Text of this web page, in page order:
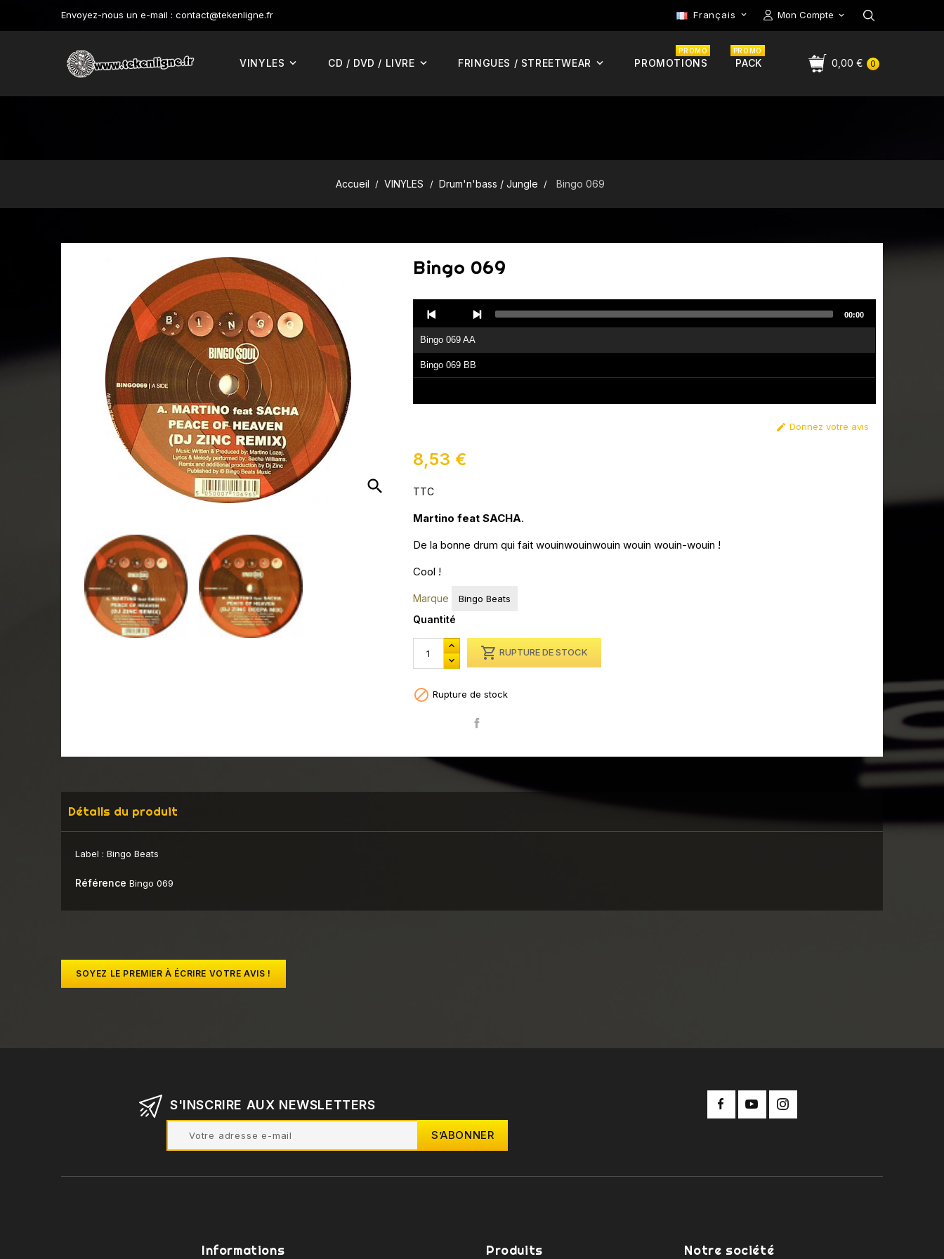
Envoyez-nous un e-mail : contact@tekenligne.fr Mon Compte
Français 
0
0,00 €
VINYLES CD / DVD / LIVRE FRINGUES / STREETWEAR PROMOTIONS
PROMO
PACK
PROMO
Accueil VINYLES Drum'n'bass / Jungle Bingo 069
search
Bingo 069
Player
Bingo 069 AA
Bingo 069 BB
00:00
 Donnez votre avis
8,53 €
TTC
Martino feat SACHA.
De la bonne drum qui fait wouinwouinwouin wouin wouin-wouin !
Cool !
Marque Bingo Beats
Quantité
 RUPTURE DE STOCK
 Rupture de stock
Détails du produit
Label : Bingo Beats
Référence Bingo 069
SOYEZ LE PREMIER À ÉCRIRE VOTRE AVIS !
S'INSCRIRE AUX NEWSLETTERS
Informations Produits Notre société